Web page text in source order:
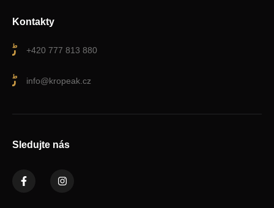
Kontakty
+420 777 813 880
info@kropeak.cz
Sledujte nás